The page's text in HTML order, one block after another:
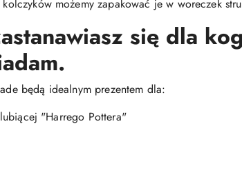
możemy zapakować je w woreczek
się dla
będą idealnym prezentem dla:
"Harrego Pottera"